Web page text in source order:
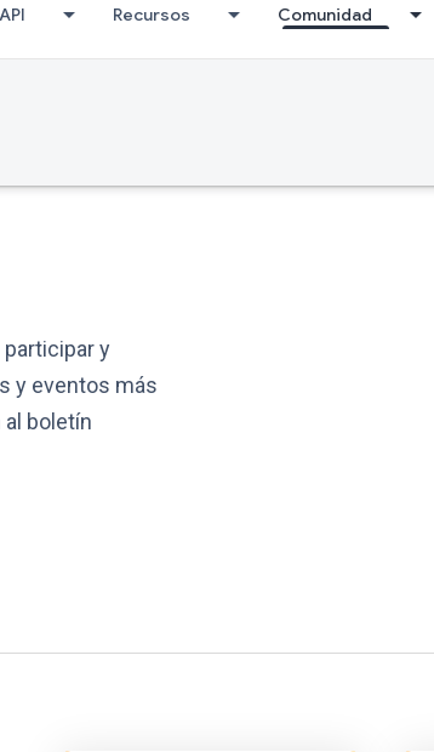
API Recursos Comunidad
y
y eventos más
boletín